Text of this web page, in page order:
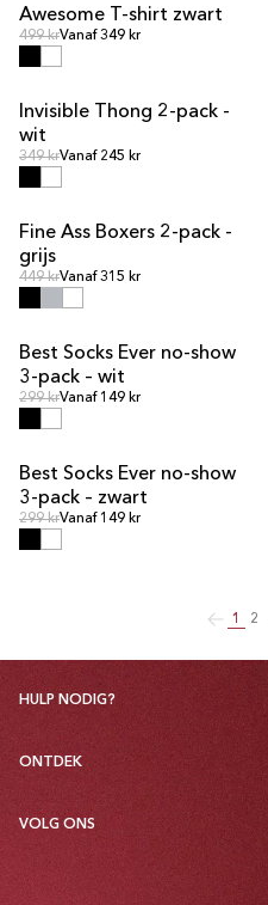
Awesome T-shirt zwart
Normale prijs
499 krNormale prijs
Vanaf 349 kr
UITVERKOOP
Invisible Thong 2-pack -
wit
Normale prijs
349 krNormale prijs
Vanaf 245 kr
Fine Ass Boxers 2-pack -
grijs
Normale prijs
449 krNormale prijs
Vanaf 315 kr
Best Socks Ever no-show
3-pack – wit
Normale prijs
299 krNormale prijs
Vanaf 149 kr
Best Socks Ever no-show
3-pack – zwart
Normale prijs
299 krNormale prijs
Vanaf 149 kr
1 2
HULP NODIG?
ONTDEK
VOLG ONS